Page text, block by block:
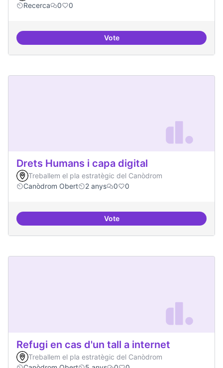
Recerca
0 0
VoteIA i drets humans
Drets Humans i capa digital
Treballem el pla estratègic del Canòdrom
Canòdrom Obert
2 anys 0 0
VoteDrets Humans i capa digital
Refugi en cas d'un tall a internet
Treballem el pla estratègic del Canòdrom